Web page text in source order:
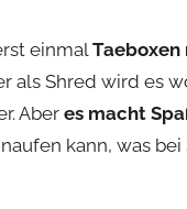
einmal Taeboxen
als Shred wird es
Aber es macht
kann, was